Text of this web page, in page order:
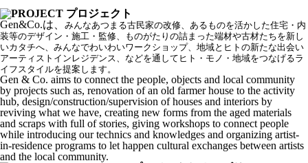
Gen&Co.は、 みんなあつまる古民家の改修、あるものを活かした住宅・内
装等のデザイン・施工・監修、ものがたりの詰まった端材や古材たちを新し
いカタチへ、みんなでわいわいワークショップ、地域とヒトの新たな出会い
アーティストインレジデンス、などを通してヒト・モノ・地域をつなげるラ
イフスタイルを提案します。
Gen & Co. aims to connect the people, objects and local community
by projects such as, renovation of an old farmer house to the activity
hub, design/construction/supervision of houses and interiors by
reviving what we have, creating new forms from the aged materials
and scraps with full of stories, giving workshops to connect people
while introducing our technics and knowledges and organizing artist-
in-residence programs to let happen cultural exchanges between artists
and the local community.